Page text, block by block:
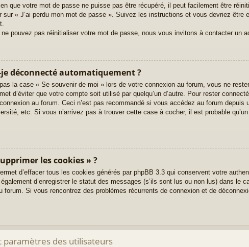
que votre mot de passe ne puisse pas être récupéré, il peut facilement être
sur « J’ai perdu mon mot de passe ». Suivez les instructions et vous devriez être
pouvez pas réinitialiser votre mot de passe, nous vous invitons à contacter un
déconnecté automatiquement ?
la case « Se souvenir de moi » lors de votre connexion au forum, vous ne
d’éviter que votre compte soit utilisé par quelqu’un d’autre. Pour rester
au forum. Ceci n’est pas recommandé si vous accédez au forum depuis
etc. Si vous n’arrivez pas à trouver cette case à cocher, il est probable
les cookies » ?
d’effacer tous les cookies générés par phpBB 3.3 qui conservent votre
d’enregistrer le statut des messages (s’ils sont lus ou non lus) dans le
forum. Si vous rencontrez des problèmes récurrents de connexion et de
paramètres des utilisateurs